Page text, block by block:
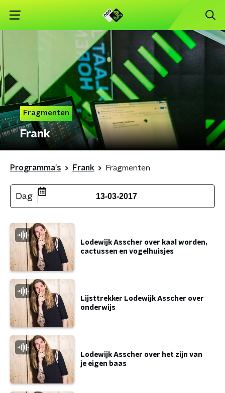
Fragmenten
Frank
Programma's Frank Fragmenten
Dag 13-03-2017
Lodewijk Asscher over kaal worden,
cactussen en vogelhuisjes
Lijsttrekker Lodewijk Asscher over
onderwijs
Lodewijk Asscher over het zijn van
je eigen baas